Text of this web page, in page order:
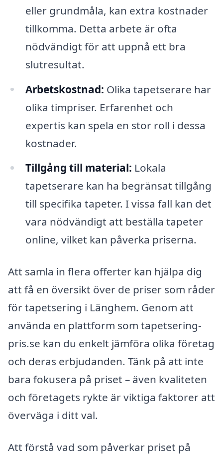
eller grundmåla, kan extra kostnader
tillkomma. Detta arbete är ofta
nödvändigt för att uppnå ett bra
slutresultat.
Arbetskostnad: Olika tapetserare har
olika timpriser. Erfarenhet och
expertis kan spela en stor roll i dessa
kostnader.
Tillgång till material: Lokala
tapetserare kan ha begränsat tillgång
till specifika tapeter. I vissa fall kan det
vara nödvändigt att beställa tapeter
online, vilket kan påverka priserna.
Att samla in flera offerter kan hjälpa dig
att få en översikt över de priser som råder
för tapetsering i Länghem. Genom att
använda en plattform som tapetsering-
pris.se kan du enkelt jämföra olika företag
och deras erbjudanden. Tänk på att inte
bara fokusera på priset – även kvaliteten
och företagets rykte är viktiga faktorer att
överväga i ditt val.
Att förstå vad som påverkar priset på